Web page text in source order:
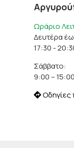
Ωράριο
Δευτέρα
17:30 -
Σάββατο:
9:00 – 15:00